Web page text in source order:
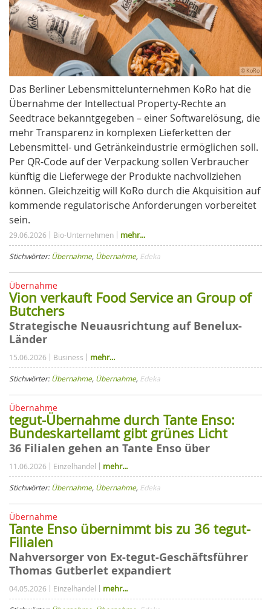
© KoRo
Das Berliner Lebensmittelunternehmen KoRo hat die
Übernahme der Intellectual Property-Rechte an
Seedtrace bekanntgegeben – einer Softwarelösung, die
mehr Transparenz in komplexen Lieferketten der
Lebensmittel- und Getränkeindustrie ermöglichen soll.
Per QR-Code auf der Verpackung sollen Verbraucher
künftig die Lieferwege der Produkte nachvollziehen
können. Gleichzeitig will KoRo durch die Akquisition auf
kommende regulatorische Anforderungen vorbereitet
sein.
29.06.2026 Bio-Unternehmen mehr...
Stichwörter:Übernahme, Übernahme, Edeka
Übernahme
Vion verkauft Food Service an Group of
Butchers
Strategische Neuausrichtung auf Benelux-
Länder
15.06.2026 Business mehr...
Stichwörter:Übernahme, Übernahme, Edeka
Übernahme
tegut-Übernahme durch Tante Enso:
Bundeskartellamt gibt grünes Licht
36 Filialen gehen an Tante Enso über
11.06.2026 Einzelhandel mehr...
Stichwörter:Übernahme, Übernahme, Edeka
Übernahme
Tante Enso übernimmt bis zu 36 tegut-
Filialen
Nahversorger von Ex-tegut-Geschäftsführer
Thomas Gutberlet expandiert
04.05.2026 Einzelhandel mehr...